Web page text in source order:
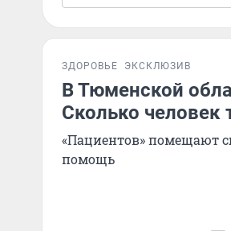
ЗДОРОВЬЕ ЭКСКЛЮЗИВ
В Тюменской
Сколько
«Пациентов» помещают
помощь